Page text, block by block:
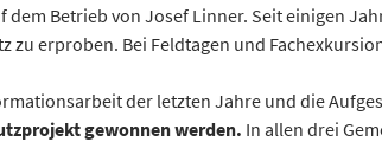
dem Betrieb von Josef Linner. Seit einigen
zu erproben. Bei Feldtagen und
der letzten Jahre und die
gewonnen werden. In allen drei